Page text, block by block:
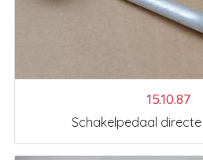
15.10.87
Schakelpedaal directe